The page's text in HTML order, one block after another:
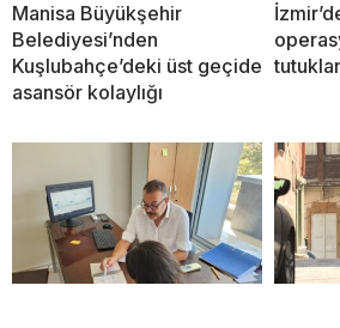
Manisa Büyükşehir
Belediyesi’nden
Kuşlubahçe’deki üst geçide
asansör kolaylığı